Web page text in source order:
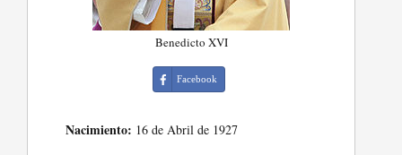
Benedicto XVI
Facebook
Nacimiento: 16 de Abril de 1927